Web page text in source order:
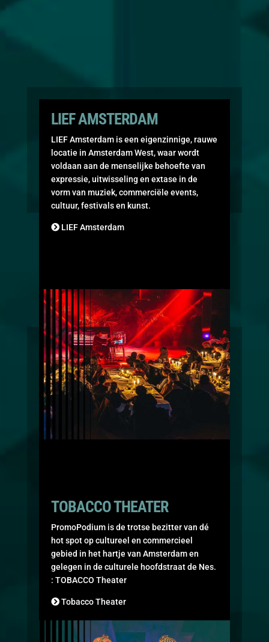
LIEF AMSTERDAM
LIEF Amsterdam is een eigenzinnige, rauwe
locatie in Amsterdam West, waar wordt
voldaan aan de menselijke behoefte van
expressie, uitwisseling en extase in de
vorm van muziek, commerciële events,
cultuur, festivals en kunst.
LIEF Amsterdam
TOBACCO THEATER
PromoPodium is de trotse bezitter van dé
hot spot op cultureel en commercieel
gebied in het hartje van Amsterdam en
gelegen in de culturele hoofdstraat de Nes.
: TOBACCO Theater
Tobacco Theater